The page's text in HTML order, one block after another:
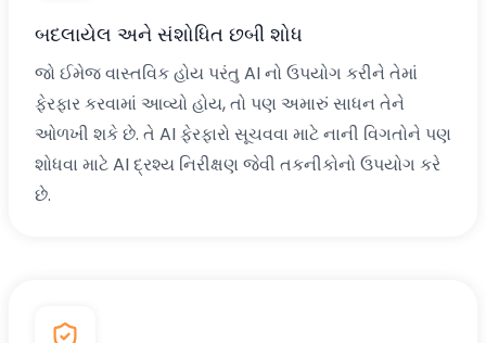
બદલાયેલ અને સંશોધિત છબી શોધ
જો ઈમેજ વાસ્તવિક હોય પરંતુ AI નો ઉપયોગ કરીને તેમાં
ફેરફાર કરવામાં આવ્યો હોય, તો પણ અમારું સાધન તેને
ઓળખી શકે છે. તે AI ફેરફારો સૂચવવા માટે નાની વિગતોને પણ
શોધવા માટે AI દ્રશ્ય નિરીક્ષણ જેવી તકનીકોનો ઉપયોગ કરે
છે.